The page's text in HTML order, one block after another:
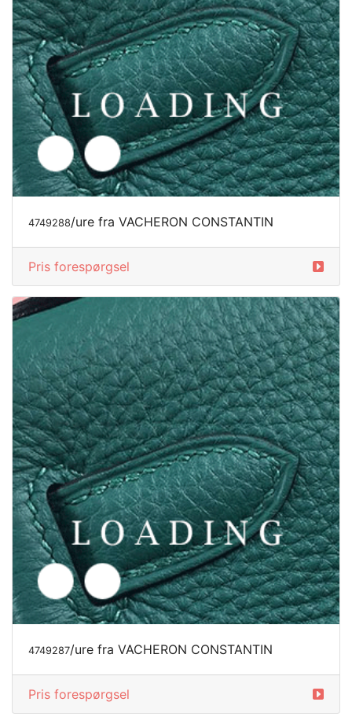
4749288/ure fra VACHERON CONSTANTIN
Pris forespørgsel
4749287/ure fra VACHERON CONSTANTIN
Pris forespørgsel